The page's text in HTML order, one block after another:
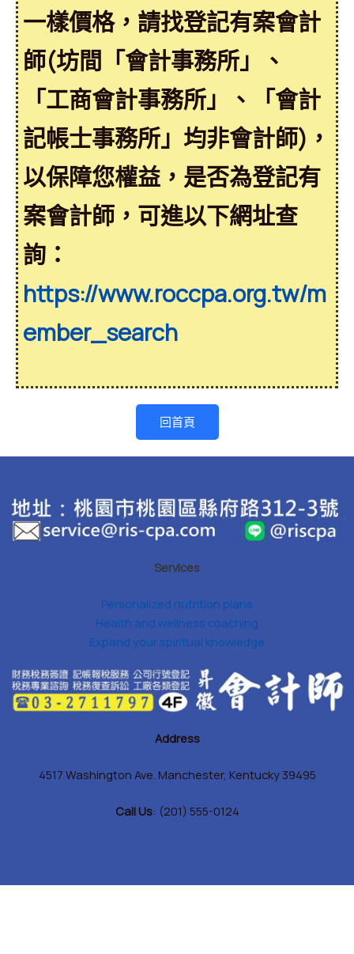
一樣價格，請找登記有案會計
師(坊間「會計事務所」、
「工商會計事務所」、「會計
記帳士事務所」均非會計師)，
以保障您權益，是否為登記有
案會計師，可進以下網址查
詢：
https://www.roccpa.org.tw/m
ember_search
回首頁
Services
Personalized nutrition plans
Health and wellness coaching
Expand your spiritual knowledge
Address
4517 Washington Ave. Manchester, Kentucky 39495
Call Us: (201) 555-0124